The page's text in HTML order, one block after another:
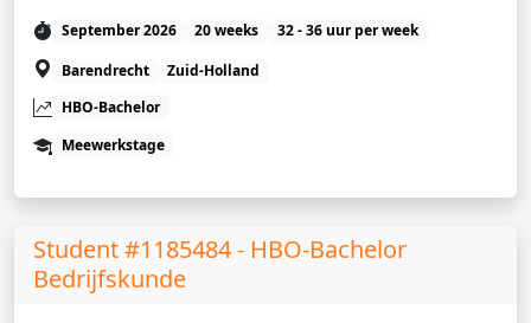
September 2026 20 weeks
32 - 36 uur per week
Barendrecht
Zuid-Holland
HBO-Bachelor
Meewerkstage
Student #1185484 - HBO-Bachelor
Bedrijfskunde